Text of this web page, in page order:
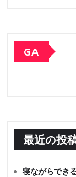
GA
最近の投
寝ながらでき